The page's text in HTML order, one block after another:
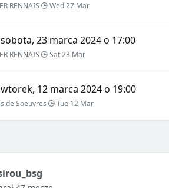
RENNAIS Wed 27 Mar
23 marca 2024 o 17:00
RENNAIS Sat 23 Mar
12 marca 2024 o 19:00
de Soeuvres Tue 12 Mar